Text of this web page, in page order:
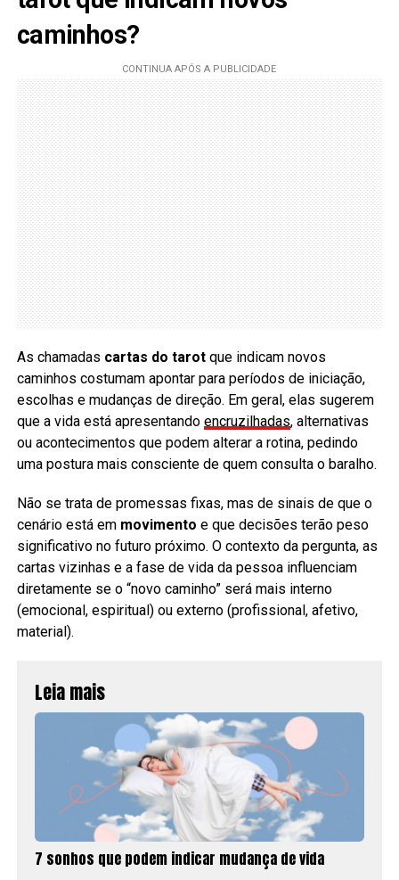
caminhos?
As chamadas cartas do tarotque indicam novos
caminhos costumam apontar para períodos de iniciação,
escolhas e mudanças de direção. Em geral, elas sugerem
que a vida está apresentando encruzilhadas, alternativas
ou acontecimentos que podem alterar a rotina, pedindo
uma postura mais consciente de quem consulta o baralho.
Não se trata de promessas fixas, mas de sinais de que o
cenário está em movimento e que decisões terão peso
significativo no futuro próximo. O contexto da pergunta, as
cartas vizinhas e a fase de vida da pessoa influenciam
diretamente se o “novo caminho” será mais interno
(emocional, espiritual) ou externo (profissional, afetivo,
material).
Leia mais
7 sonhos que podem indicar mudança de vida